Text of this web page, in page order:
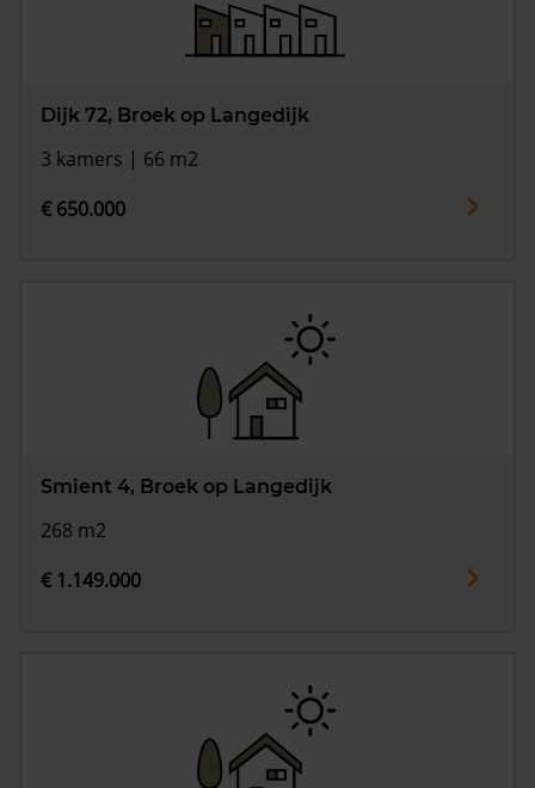
Dijk 72, Broek op Langedijk
3 kamers | 66 m2
€ 650.000
Smient 4, Broek op Langedijk
268 m2
€ 1.149.000